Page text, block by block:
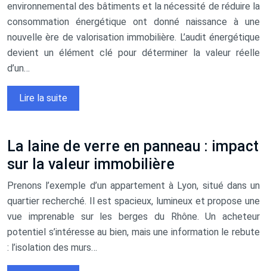
environnemental des bâtiments et la nécessité de réduire la
consommation énergétique ont donné naissance à une
nouvelle ère de valorisation immobilière. L’audit énergétique
devient un élément clé pour déterminer la valeur réelle
d’un…
Lire la suite
La laine de verre en panneau : impact
sur la valeur immobilière
Prenons l’exemple d’un appartement à Lyon, situé dans un
quartier recherché. Il est spacieux, lumineux et propose une
vue imprenable sur les berges du Rhône. Un acheteur
potentiel s’intéresse au bien, mais une information le rebute
: l’isolation des murs…